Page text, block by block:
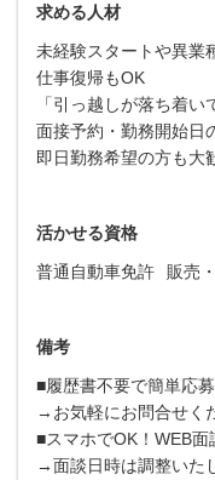
求める人材
未経験スタートや異業
仕事復帰もOK
「引っ越しが落ち着い
面接予約・勤務開始日
即日勤務希望の方も大
活かせる資格
普通自動車免許
販売
備考
■履歴書不要で簡単応募
→お気軽にお問合せく
■スマホでOK！WEB面
→面談日時は調整いた